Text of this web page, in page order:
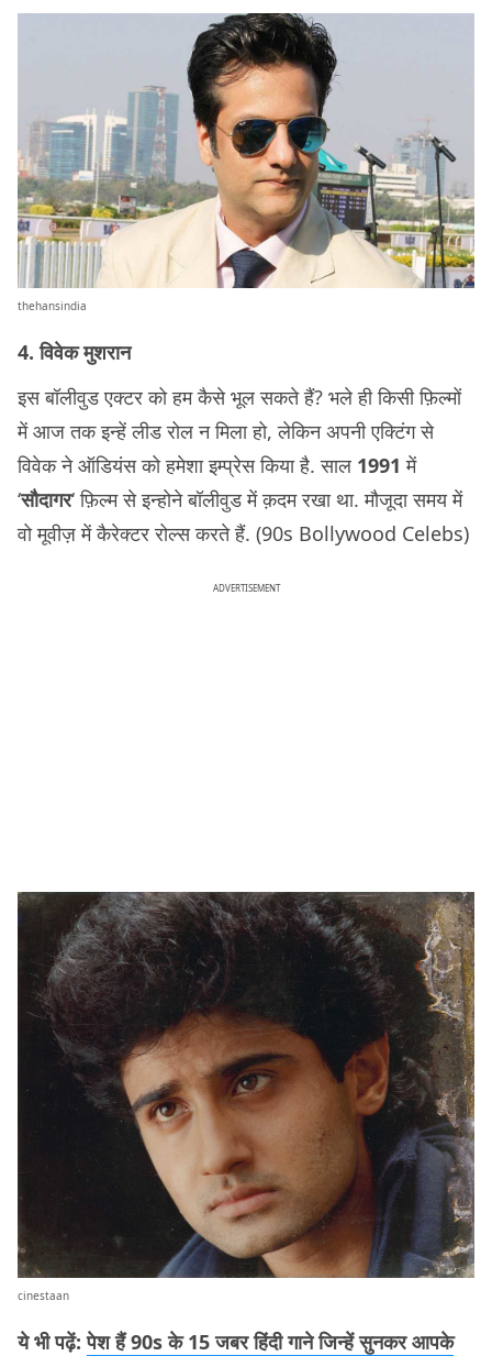
thehansindia
4. विवेक मुशरान
इस बॉलीवुड एक्टर को हम कैसे भूल सकते हैं? भले ही किसी फ़िल्मों
में आज तक इन्हें लीड रोल न मिला हो, लेकिन अपनी एक्टिंग से
विवेक ने ऑडियंस को हमेशा इम्प्रेस किया है. साल 1991 में
‘सौदागर‘ फ़िल्म से इन्होने बॉलीवुड में क़दम रखा था. मौजूदा समय में
वो मूवीज़ में कैरेक्टर रोल्स करते हैं. (90s Bollywood Celebs)
ADVERTISEMENT
cinestaan
ये भी पढ़ें:पेश हैं 90s के 15 जबर हिंदी गाने जिन्हें सुनकर आपके